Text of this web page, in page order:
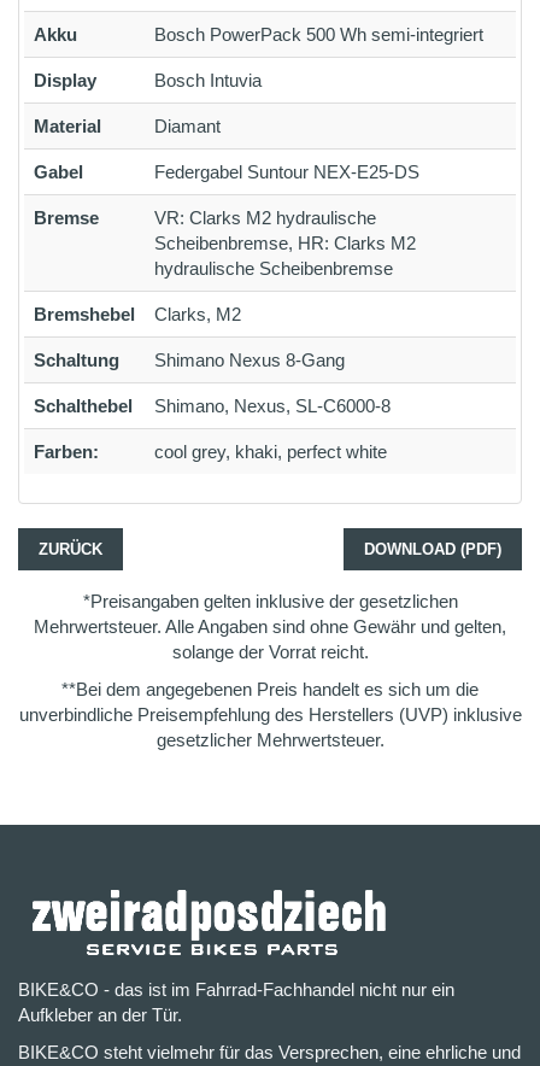
Akku Bosch PowerPack 500 Wh semi-integriert
Display Bosch Intuvia
Material Diamant
Gabel Federgabel Suntour NEX-E25-DS
Bremse
VR: Clarks M2 hydraulische
Scheibenbremse, HR: Clarks M2
hydraulische Scheibenbremse
Bremshebel Clarks, M2
Schaltung Shimano Nexus 8-Gang
Schalthebel Shimano, Nexus, SL-C6000-8
Farben: cool grey, khaki, perfect white
ZURÜCK DOWNLOAD (PDF)
*Preisangaben gelten inklusive der gesetzlichen
Mehrwertsteuer. Alle Angaben sind ohne Gewähr und gelten,
solange der Vorrat reicht.
**Bei dem angegebenen Preis handelt es sich um die
unverbindliche Preisempfehlung des Herstellers (UVP) inklusive
gesetzlicher Mehrwertsteuer.
BIKE&CO - das ist im Fahrrad-Fachhandel nicht nur ein
Aufkleber an der Tür.
BIKE&CO steht vielmehr für das Versprechen, eine ehrliche und